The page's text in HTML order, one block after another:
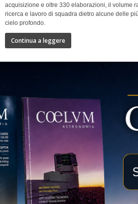
acquisizione e oltre 330 elaborazioni, il volume
ricerca e lavoro di squadra dietro alcune delle
cielo profondo.
Continua a leggere